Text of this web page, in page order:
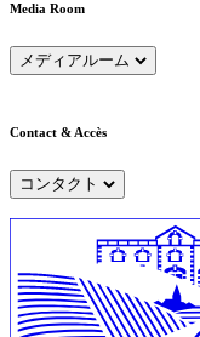
Media Room
メディアルーム
Contact & Accès
コンタクト